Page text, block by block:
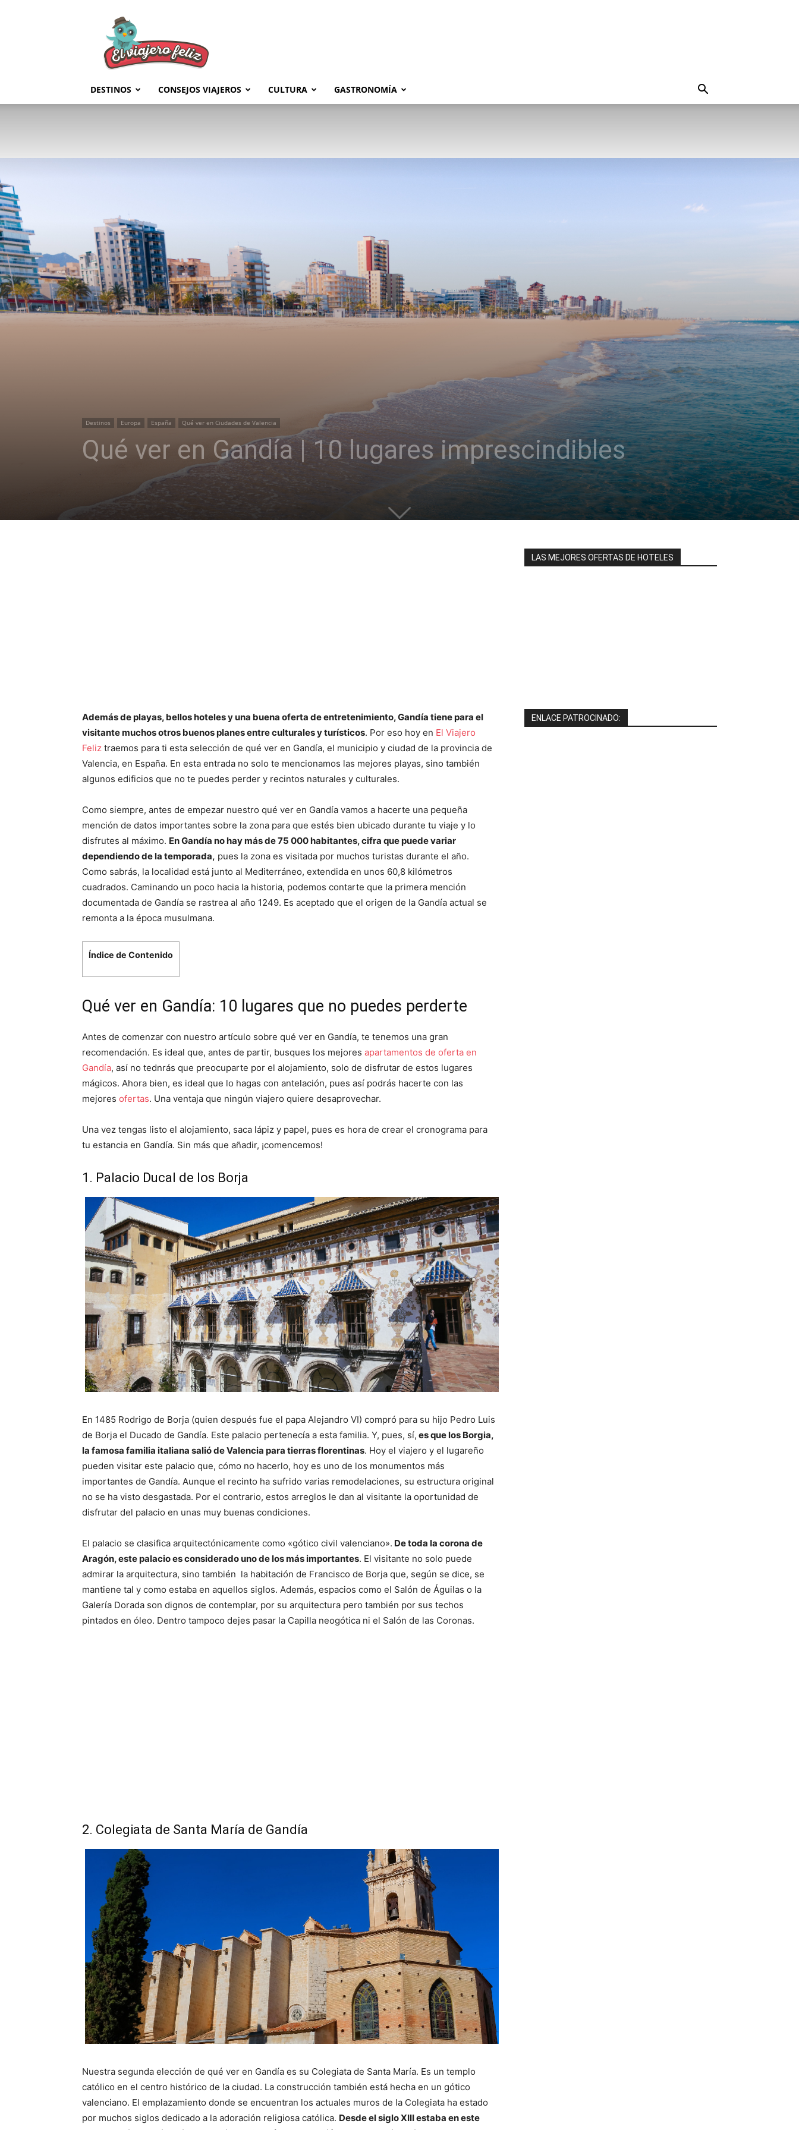
Feliz
DESTINOS CONSEJOS VIAJEROS CULTURA GASTRONOMÍA
Destinos Europa España Qué ver en Ciudades de Valencia
Qué ver en Gandía | 10 lugares imprescindibles
Además de playas, bellos hoteles y una buena oferta de entretenimiento, Gandía tiene para el
visitante muchos otros buenos planes entre culturales y turísticos. Por eso hoy en El Viajero
Feliz traemos para ti esta selección de qué ver en Gandía, el municipio y ciudad de la provincia de
Valencia, en España. En esta entrada no solo te mencionamos las mejores playas, sino también
algunos edificios que no te puedes perder y recintos naturales y culturales.
Como siempre, antes de empezar nuestro qué ver en Gandía vamos a hacerte una pequeña
mención de datos importantes sobre la zona para que estés bien ubicado durante tu viaje y lo
disfrutes al máximo. En Gandía no hay más de 75 000 habitantes, cifra que puede variar
dependiendo de la temporada, pues la zona es visitada por muchos turistas durante el año.
Como sabrás, la localidad está junto al Mediterráneo, extendida en unos 60,8 kilómetros
cuadrados. Caminando un poco hacia la historia, podemos contarte que la primera mención
documentada de Gandía se rastrea al año 1249. Es aceptado que el origen de la Gandía actual se
remonta a la época musulmana.
Índice de Contenido
Qué ver en Gandía: 10 lugares que no puedes perderte
Antes de comenzar con nuestro artículo sobre qué ver en Gandía, te tenemos una gran
recomendación. Es ideal que, antes de partir, busques los mejores apartamentos de oferta en
Gandía, así no tednrás que preocuparte por el alojamiento, solo de disfrutar de estos lugares
mágicos. Ahora bien, es ideal que lo hagas con antelación, pues así podrás hacerte con las
mejores ofertas. Una ventaja que ningún viajero quiere desaprovechar.
Una vez tengas listo el alojamiento, saca lápiz y papel, pues es hora de crear el cronograma para
tu estancia en Gandía. Sin más que añadir, ¡comencemos!
1. Palacio Ducal de los Borja
En 1485 Rodrigo de Borja (quien después fue el papa Alejandro VI) compró para su hijo Pedro Luis
de Borja el Ducado de Gandía. Este palacio pertenecía a esta familia. Y, pues, sí, es que los Borgia,
la famosa familia italiana salió de Valencia para tierras florentinas. Hoy el viajero y el lugareño
pueden visitar este palacio que, cómo no hacerlo, hoy es uno de los monumentos más
importantes de Gandía. Aunque el recinto ha sufrido varias remodelaciones, su estructura original
no se ha visto desgastada. Por el contrario, estos arreglos le dan al visitante la oportunidad de
disfrutar del palacio en unas muy buenas condiciones.
El palacio se clasifica arquitectónicamente como «gótico civil valenciano». De toda la corona de
Aragón, este palacio es considerado uno de los más importantes. El visitante no solo puede
admirar la arquitectura, sino también la habitación de Francisco de Borja que, según se dice, se
mantiene tal y como estaba en aquellos siglos. Además, espacios como el Salón de Águilas o la
Galería Dorada son dignos de contemplar, por su arquitectura pero también por sus techos
pintados en óleo. Dentro tampoco dejes pasar la Capilla neogótica ni el Salón de las Coronas.
2. Colegiata de Santa María de Gandía
Nuestra segunda elección de qué ver en Gandía es su Colegiata de Santa María. Es un templo
católico en el centro histórico de la ciudad. La construcción también está hecha en un gótico
valenciano. El emplazamiento donde se encuentran los actuales muros de la Colegiata ha estado
por muchos siglos dedicado a la adoración religiosa católica. Desde el siglo XIII estaba en este
LAS MEJORES OFERTAS DE HOTELES
ENLACE PATROCINADO: